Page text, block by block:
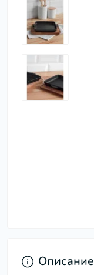
Описание